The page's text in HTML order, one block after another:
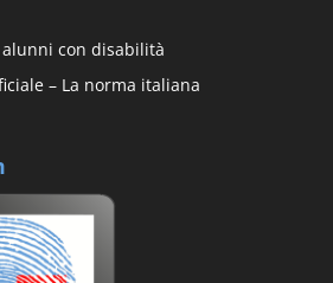
con disabilità
– La norma italiana